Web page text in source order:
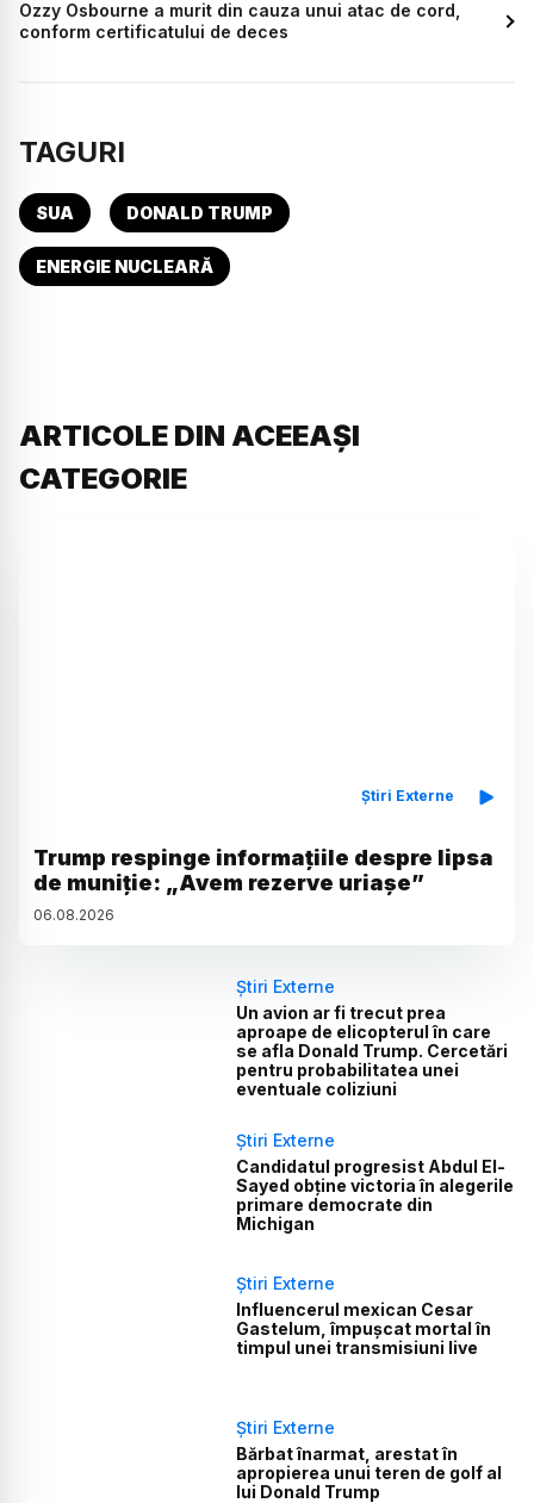
Ozzy Osbourne a murit din cauza unui atac de cord,
conform certificatului de deces
TAGURI
SUA DONALD TRUMP
ENERGIE NUCLEARĂ
ARTICOLE DIN ACEEAȘI
CATEGORIE
Știri Externe
Trump respinge informațiile despre lipsa
de muniție: „Avem rezerve uriașe”
06.08.2026
Știri Externe
Un avion ar fi trecut prea
aproape de elicopterul în care
se afla Donald Trump. Cercetări
pentru probabilitatea unei
eventuale coliziuni
Știri Externe
Candidatul progresist Abdul El-
Sayed obține victoria în alegerile
primare democrate din
Michigan
Știri Externe
Influencerul mexican Cesar
Gastelum, împușcat mortal în
timpul unei transmisiuni live
Știri Externe
Bărbat înarmat, arestat în
apropierea unui teren de golf al
lui Donald Trump